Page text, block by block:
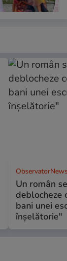
Un român
deblocheze
bani unei
înşelătorie"